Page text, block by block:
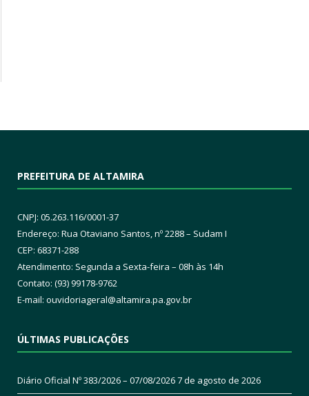
PREFEITURA DE ALTAMIRA
CNPJ: 05.263.116/0001-37
Endereço: Rua Otaviano Santos, nº 2288 – Sudam I
CEP: 68371-288
Atendimento: Segunda a Sexta-feira – 08h às 14h
Contato: (93) 99178-9762
E-mail: ouvidoriageral@altamira.pa.gov.br
ÚLTIMAS PUBLICAÇÕES
Diário Oficial Nº 383/2026 – 07/08/20267 de agosto de 2026